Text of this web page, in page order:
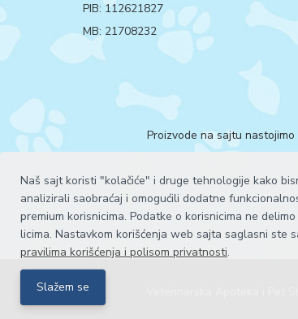
Naš sajt koristi "kolačiće" i druge tehnologije kako
analizirali saobraćaj i omogućili dodatne
premium korisnicima. Podatke o korisnicima ne
licima. Nastavkom korišćenja web sajta saglasni ste
pravilima korišćenja i polisom privatnosti.
Slažem se
PIB: 112621827
MB: 21708232
Proizvode na sajtu
Veterinarska Apoteka i Pet